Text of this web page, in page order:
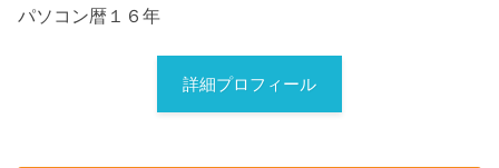
パソコン暦１６年
詳細プロフィール